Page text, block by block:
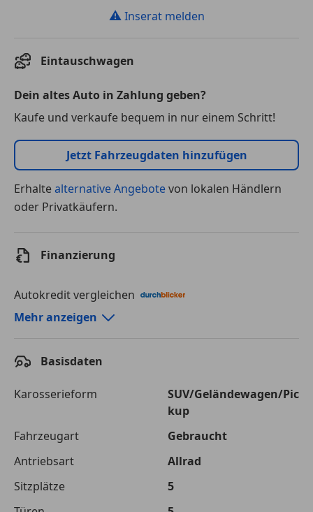
⚠ Inserat melden
Eintauschwagen
Dein altes Auto in Zahlung geben?
Kaufe und verkaufe bequem in nur einem Schritt!
Jetzt Fahrzeugdaten hinzufügen
Erhaltealternative Angebotevon lokalen Händlern
oder Privatkäufern.
Finanzierung
Autokredit vergleichen
Autokredit-Rechner von durchblicker.at
120 Monate
Kreditbetrag
€ 44 000,-
Gesamtbetrag
Mehr anzeigen
Basisdaten
Karosserieform
SUV/Geländewagen/Pic
kup
Fahrzeugart
Gebraucht
Antriebsart
Allrad
Sitzplätze
5